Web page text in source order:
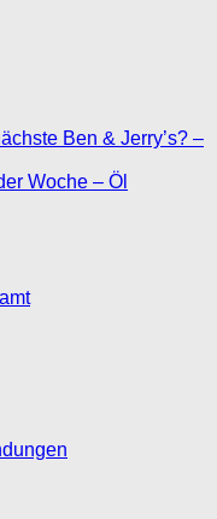
Ben & Jerry’s? –
Woche – Öl